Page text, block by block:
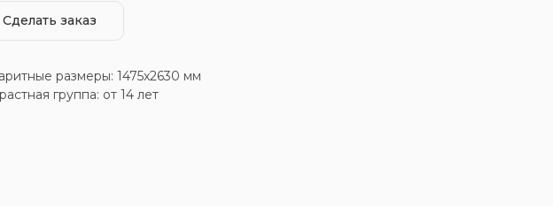
Сделать заказ
размеры: 1475x2630 мм
группа: от 14 лет